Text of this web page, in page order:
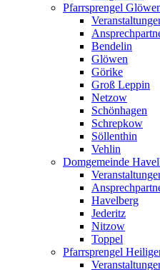
Pfarrsprengel
Bendelin
Glöwen
Görike
Groß Leppin
Netzow
Schönhagen
Schrepkow
Söllenthin
Vehlin
Domgemeinde
Havelberg
Jederitz
Nitzow
Toppel
Pfarrsprengel